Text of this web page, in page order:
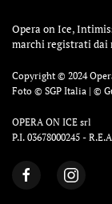
Opera on Ice,
marchi registrati
Copyright © 2024
Foto © SGP Italia | ©
OPERA ON ICE srl
P.I. 03678000245 -